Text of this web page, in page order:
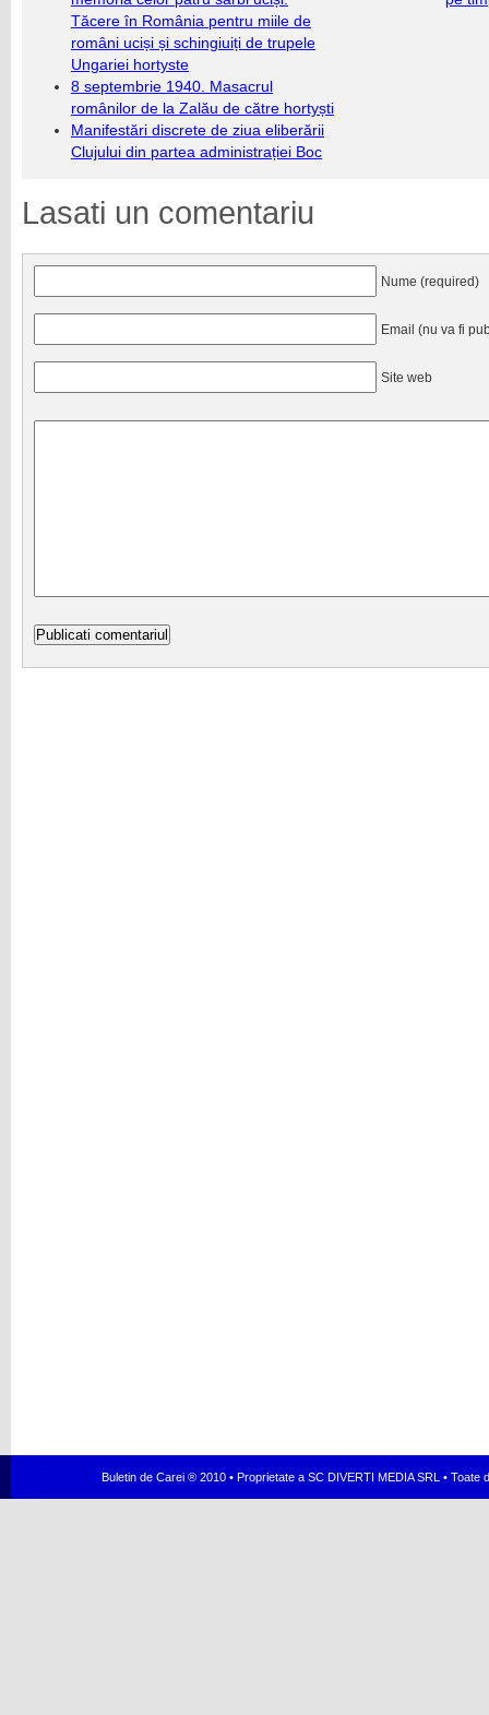
Tăcere în România pentru miile de
români uciși și schingiuiți de trupele
Ungariei hortyste
8 septembrie 1940. Masacrul
românilor de la Zalău de către hortyști
Manifestări discrete de ziua eliberării
Clujului din partea administrației Boc
Lasati un comentariu
Nume (required)
Email (nu va fi
Site web
Buletin de Carei ® 2010 • Proprietate a SC DIVERTI MEDIA SRL •